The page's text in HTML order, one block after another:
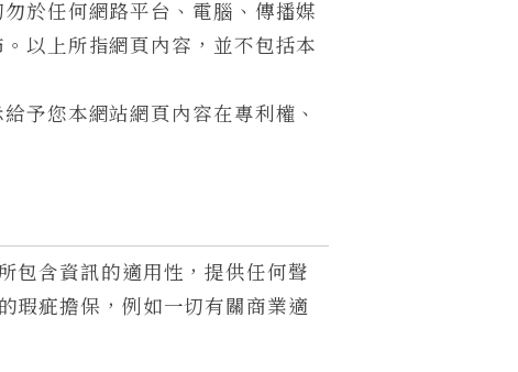
於任何網路平台、電腦、傳播媒
以上所指網頁內容，並不包括本
予您本網站網頁內容在專利權、
包含資訊的適用性，提供任何聲
瑕疵擔保，例如一切有關商業適